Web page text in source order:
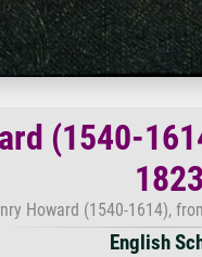
(1540-
1823
Howard (1540-1614),
English